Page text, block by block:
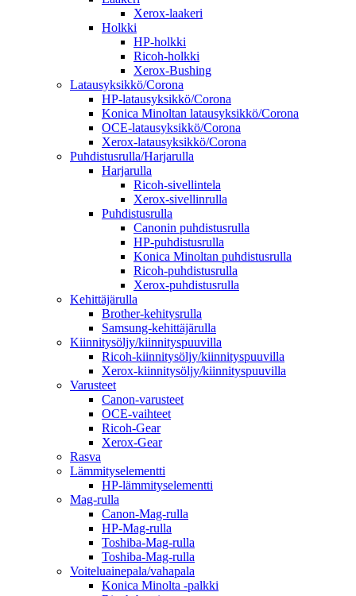
Xerox-laakeri
Holkki
HP-holkki
Ricoh-holkki
Xerox-Bushing
Latausyksikkö/Corona
HP-latausyksikkö/Corona
Konica Minoltan latausyksikkö/Corona
OCE-latausyksikkö/Corona
Xerox-latausyksikkö/Corona
Puhdistusrulla/Harjarulla
Harjarulla
Ricoh-sivellintela
Xerox-sivellinrulla
Puhdistusrulla
Canonin puhdistusrulla
HP-puhdistusrulla
Konica Minoltan puhdistusrulla
Ricoh-puhdistusrulla
Xerox-puhdistusrulla
Kehittäjärulla
Brother-kehitysrulla
Samsung-kehittäjärulla
Kiinnitysöljy/kiinnityspuuvilla
Ricoh-kiinnitysöljy/kiinnityspuuvilla
Xerox-kiinnitysöljy/kiinnityspuuvilla
Varusteet
Canon-varusteet
OCE-vaihteet
Ricoh-Gear
Xerox-Gear
Rasva
Lämmityselementti
HP-lämmityselementti
Mag-rulla
Canon-Mag-rulla
HP-Mag-rulla
Toshiba-Mag-rulla
Toshiba-Mag-rulla
Voiteluainepala/vahapala
Konica Minolta -palkki